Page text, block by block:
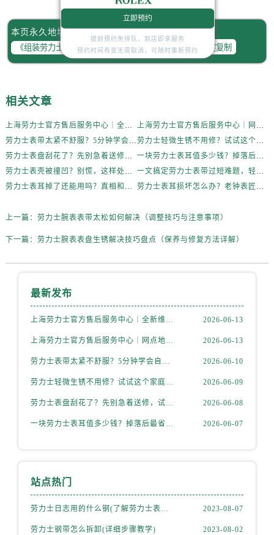
本页永久地址：
一键复制
相关文章
上一篇： 劳力士腕表表带太松如何解决（调整技巧与注意事项）
下一篇： 劳力士腕表表盘生锈解决技巧盘点（保养与修复方法详解）
最新发布
2026-06-13
2026-06-13
2026-06-10
2026-06-09
2026-06-08
2026-06-07
站点热门
2023-08-07
劳力士钢带怎么拆卸(详细步骤教学) 2023-08-02
立即预约
提前预约免排队，到店即享服务
预约时间有变无需取消，可随时重新预约